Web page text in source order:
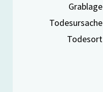
Grablage
Todesursache
Todesort